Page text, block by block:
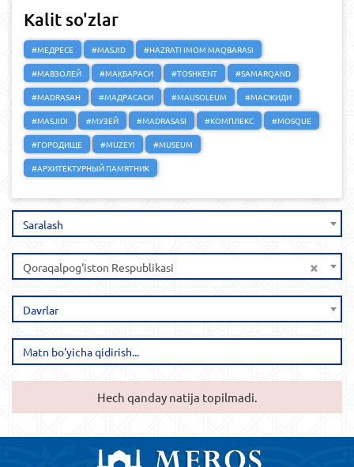
Kalit so'zlar
#МЕДРЕСЕ #MASJID
#HAZRATI IMOM MAQBARASI
#МАВЗОЛЕЙ
#МАҚБАРАСИ #TOSHKENT
#SAMARQAND
#MADRASAH
#МАДРАСАСИ #MAUSOLEUM
#МАСЖИДИ
#MASJIDI
#МУЗЕЙ #MADRASASI #КОМПЛЕКС
#MOSQUE
#ГОРОДИЩЕ
#MUZEYI
#MUSEUM
#АРХИТЕКТУРНЫЙ ПАМЯТНИК
Saralash
×
Qoraqalpog‘iston Respublikasi
Davrlar
Hech qanday natija topilmadi.